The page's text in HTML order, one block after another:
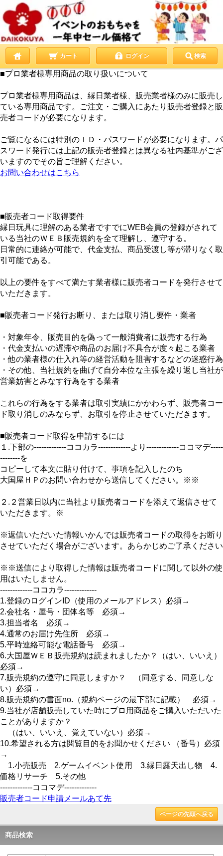
カート ログイン 検索
■プロ業者様専用商品の取り扱いについて
プロ業者様専用商品は、縁日業者様、販売業者様のみに販売し
ている専用商品です。ご注文・ご購入にあたり販売者登録と販
売者コードが必要になります。
ご覧になるには特別のＩＤ・パスワードが必要になります。パ
スワード発行には上記の販売者登録とは異なる社内基準がござ
いますのでその旨ご理解ください。
お問い合わせはこちら
■販売者コード取得要件
縁日玩具に理解のある業者ですでにWEB会員の登録がされて
いる当社のＷＥＢ販売規約を全て理解し、遵守する。
日常的に連絡が可能で、代金支払、商品受渡し等が滞りなく取
引可能である。
以上の要件をすべて満たす業者様に販売者コードを発行させて
いただきます。
■販売者コード発行お断り、または取り消し要件・業者
・対象年令、販売目的を偽って一般消費者に販売する行為
・代金支払いの遅滞や商品のお届け不具合が度々起こる業者
・他の業者様の仕入れ等の経営活動を阻害するなどの迷惑行為
・その他、当社規約を曲げて自分本位な主張を繰り返し当社が
営業妨害とみなす行為をする業者
これらの行為をする業者は取引実績にかかわらず、販売者コー
ド取り消しのみならず、お取引を停止させていただきます。
■販売者コード取得を申請するには
１.下部の-------------ココカラ-------------より-------------ココマデ-----
--------を
コピーして本文に貼り付けて、事項を記入したのち
大国屋ＨＰのお問い合わせから送信してください。※※
２.２営業日以内に当社より販売者コードを添えて返信させて
いただきます。※
※返信いただいた情報いかんでは販売者コードの取得をお断り
させていただく場合がございます。あらかじめご了承ください
※※送信により取得した情報は販売者コードに関して以外の使
用はいたしません。
-------------ココカラ-------------
1.登録のログインID（使用のメールアドレス）必須→
2.会社名・屋号・団体名等 必須→
3.担当者名 必須→
4.通常のお届け先住所 必須→
5.平時連絡可能な電話番号 必須→
6.大国屋ＷＥＢ販売規約は読まれましたか？（はい、いいえ）
必須→
7.販売規約の遵守に同意しますか？ （同意する、同意しな
い）必須→
8.販売規約の書面no.（規約ページの最下部に記載） 必須→
9.当社が店舗販売していた時にプロ用商品をご購入いただいた
ことがありますか？
（はい、いいえ、覚えていない）必須→
10.希望される方は閲覧目的をお聞かせください （番号）必須
→
1.小売販売 2.ゲームイベント使用 3.縁日露天出し物 4.
価格リサーチ 5.その他
-------------ココマデ-------------
販売者コード申請メールあて先
ページの先頭へ戻る
商品検索